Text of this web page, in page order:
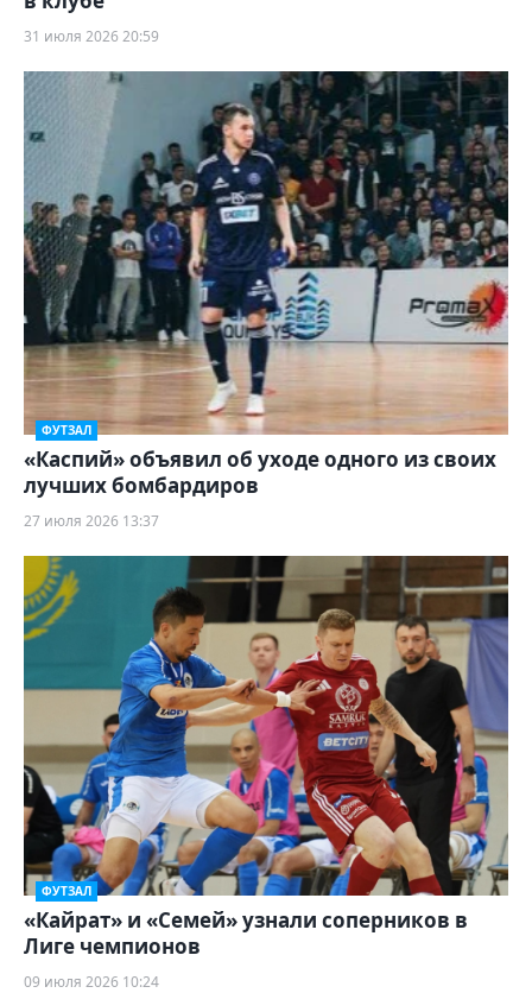
31 июля 2026 20:59
ФУТЗАЛ
«Каспий» объявил об уходе одного из своих
лучших бомбардиров
27 июля 2026 13:37
ФУТЗАЛ
«Кайрат» и «Семей» узнали соперников в
Лиге чемпионов
09 июля 2026 10:24